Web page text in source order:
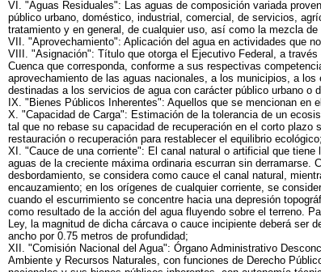
VI. "Aguas Residuales": Las aguas de composición variada
público urbano, doméstico, industrial, comercial, de servicios,
tratamiento y en general, de cualquier uso, así como la mezcla de
VII. "Aprovechamiento": Aplicación del agua en actividades que
VIII. "Asignación": Título que otorga el Ejecutivo Federal, a
Cuenca que corresponda, conforme a sus respectivas
aprovechamiento de las aguas nacionales, a los municipios, a los
destinadas a los servicios de agua con carácter público urbano o
IX. "Bienes Públicos Inherentes": Aquellos que se mencionan en
X. "Capacidad de Carga": Estimación de la tolerancia de un
tal que no rebase su capacidad de recuperación en el corto plazo
restauración o recuperación para restablecer el equilibrio ecológico;
XI. "Cauce de una corriente": El canal natural o artificial que tiene
aguas de la creciente máxima ordinaria escurran sin derramarse.
desbordamiento, se considera como cauce el canal natural,
encauzamiento; en los orígenes de cualquier corriente, se
cuando el escurrimiento se concentre hacia una depresión
como resultado de la acción del agua fluyendo sobre el terreno.
Ley, la magnitud de dicha cárcava o cauce incipiente deberá ser
ancho por 0.75 metros de profundidad;
XII. "Comisión Nacional del Agua": Órgano Administrativo
Ambiente y Recursos Naturales, con funciones de Derecho